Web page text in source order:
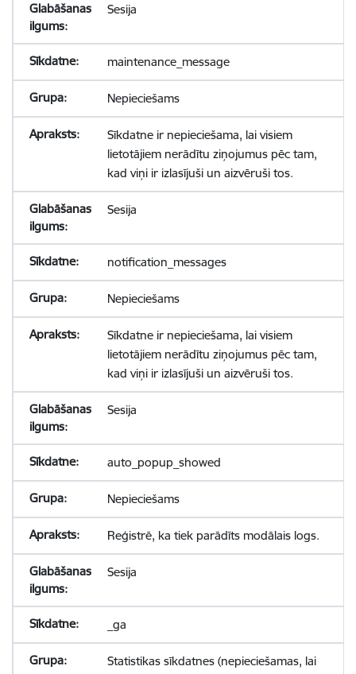
Sesija
maintenance_message
Nepieciešams
Sīkdatne ir nepieciešama, lai visiem
lietotājiem nerādītu ziņojumus pēc tam,
kad viņi ir izlasījuši un aizvēruši tos.
Sesija
notification_messages
Nepieciešams
Sīkdatne ir nepieciešama, lai visiem
lietotājiem nerādītu ziņojumus pēc tam,
kad viņi ir izlasījuši un aizvēruši tos.
Sesija
auto_popup_showed
Nepieciešams
Reģistrē, ka tiek parādīts modālais logs.
Sesija
_ga
Statistikas sīkdatnes (nepieciešamas, lai